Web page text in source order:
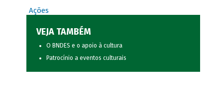
Ações
VEJA TAMBÉM
O BNDES e o apoio à cultura
Patrocínio a eventos culturais